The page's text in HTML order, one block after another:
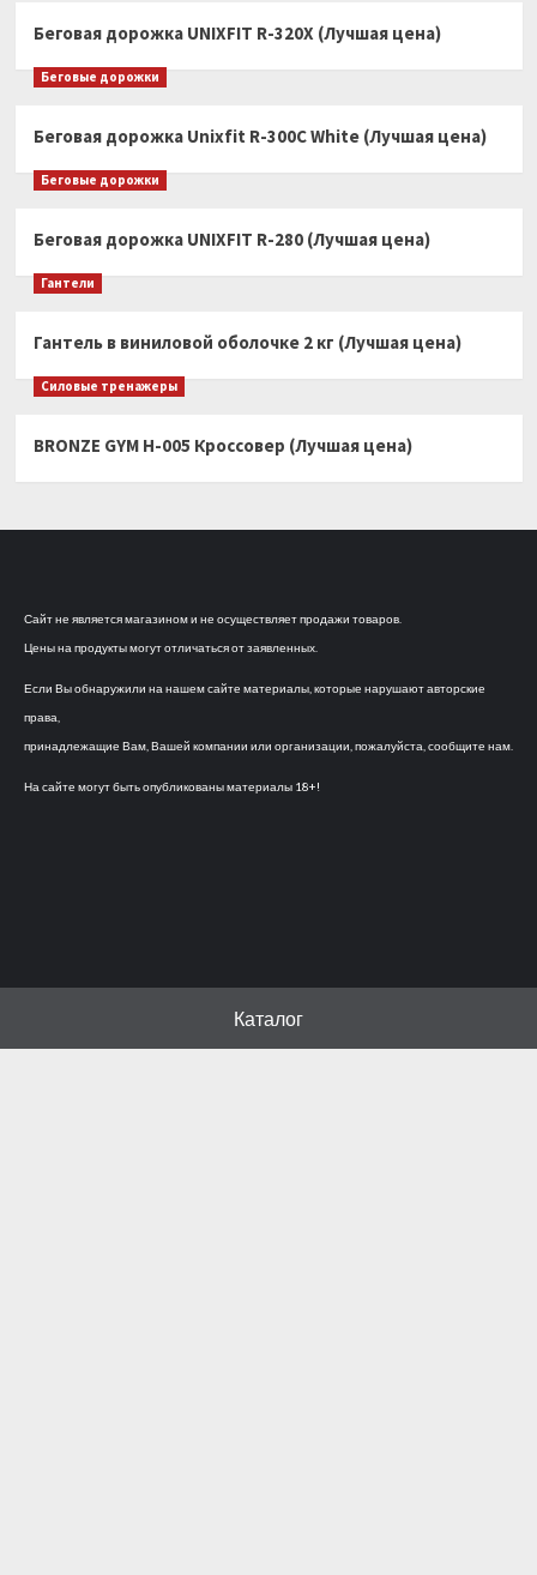
Беговая дорожка UNIXFIT R-320X (Лучшая цена)
Беговые дорожки
Беговая дорожка Unixfit R-300C White (Лучшая цена)
Беговые дорожки
Беговая дорожка UNIXFIT R-280 (Лучшая цена)
Гантели
Гантель в виниловой оболочке 2 кг (Лучшая цена)
Силовые тренажеры
BRONZE GYM H-005 Кроссовер (Лучшая цена)
Сайт не является магазином и не осуществляет продажи товаров.
Цены на продукты могут отличаться от заявленных.
Если Вы обнаружили на нашем сайте материалы, которые нарушают авторские
права,
принадлежащие Вам, Вашей компании или организации, пожалуйста, сообщите нам.
На сайте могут быть опубликованы материалы 18+!
Каталог